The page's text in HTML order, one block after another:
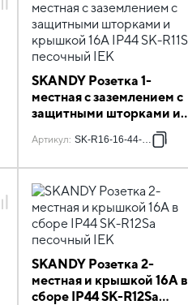
SKANDY Розетка 1-
местная с заземлением с
защитными шторками и
крышкой 16А IP44 SK-
R11Sa песочный IEK
Артикул: SK-R16-16-44-K98
SKANDY Розетка 2-
местная и крышкой 16А в
сборе IP44 SK-R12Sa